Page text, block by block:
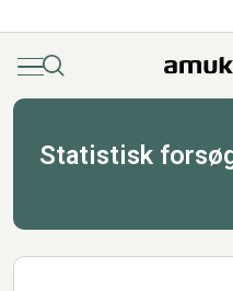
MenuSøg
Statistisk